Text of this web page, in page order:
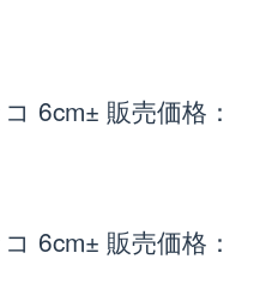
6cm± 販売価格：
6cm± 販売価格：